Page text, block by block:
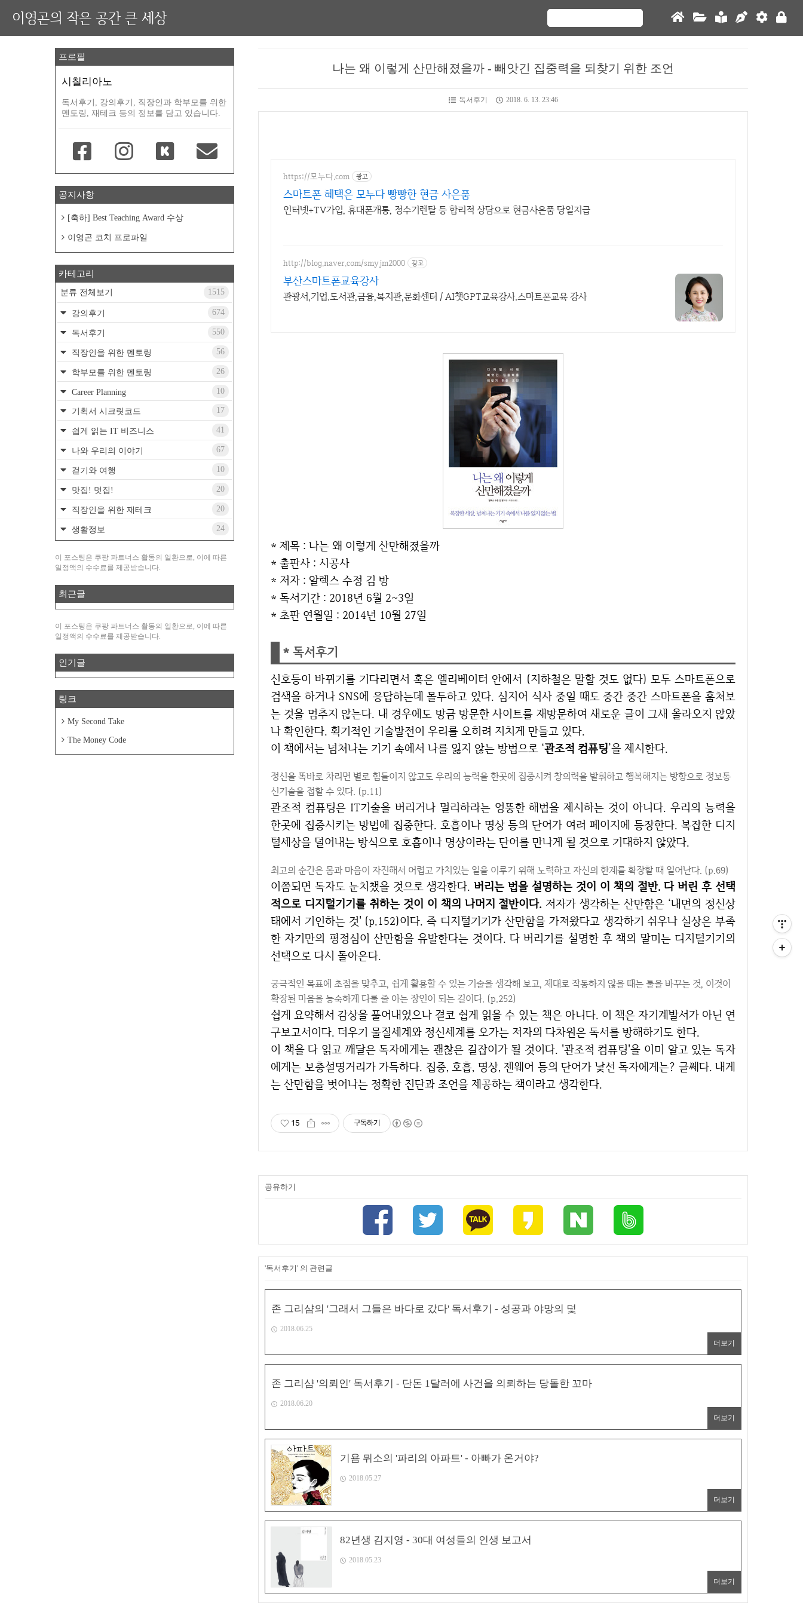
이영곤의 작은 공간 큰 세상
나는 왜 이렇게 산만해졌을까 - 빼앗긴 집중력을 되찾기 위한 조언
독서후기 2018. 6. 13. 23:46
https://모누다.com 광고
스마트폰 혜택은 모누다 빵빵한 현금 사은품
인터넷+TV가입, 휴대폰개통, 정수기렌탈 등 합리적 상담으로 현금사은품 당일지급
http://blog.naver.com/smyjm2000 광고
부산스마트폰교육강사
관광서,기업.도서관,금융,복지관,문화센터 / AI챗GPT교육강사.스마트폰교육 강사
* 제목 : 나는 왜 이렇게 산만해졌을까
* 출판사 : 시공사
* 저자 : 알렉스 수정 김 방
* 독서기간 : 2018년 6월 2~3일
* 초판 연월일 : 2014년 10월 27일
* 독서후기
신호등이 바뀌기를 기다리면서 혹은 엘리베이터 안에서 (지하철은 말할 것도 없다) 모두 스마트폰으로
검색을 하거나 SNS에 응답하는데 몰두하고 있다. 심지어 식사 중일 때도 중간 중간 스마트폰을 훔쳐보
는 것을 멈추지 않는다. 내 경우에도 방금 방문한 사이트를 재방문하여 새로운 글이 그새 올라오지 않았
나 확인한다. 획기적인 기술발전이 우리를 오히려 지치게 만들고 있다.
이 책에서는 넘쳐나는 기기 속에서 나를 잃지 않는 방법으로 ‘관조적 컴퓨팅’을 제시한다.
정신을 똑바로 차리면 별로 힘들이지 않고도 우리의 능력을 한곳에 집중시켜 창의력을 발휘하고 행복해지는 방향으로 정보통
신기술을 접할 수 있다. (p.11)
관조적 컴퓨팅은 IT기술을 버리거나 멀리하라는 엉뚱한 해법을 제시하는 것이 아니다. 우리의 능력을
한곳에 집중시키는 방법에 집중한다. 호흡이나 명상 등의 단어가 여러 페이지에 등장한다. 복잡한 디지
털세상을 덜어내는 방식으로 호흡이나 명상이라는 단어를 만나게 될 것으로 기대하지 않았다.
최고의 순간은 몸과 마음이 자진해서 어렵고 가치있는 일을 이루기 위해 노력하고 자신의 한계를 확장할 때 일어난다. (p.69)
이쯤되면 독자도 눈치챘을 것으로 생각한다.버리는 법을 설명하는 것이 이 책의 절반. 다 버린 후 선택
적으로 디지털기기를 취하는 것이 이 책의 나머지 절반이다. 저자가 생각하는 산만함은 ‘내면의 정신상
태에서 기인하는 것' (p.152)이다. 즉 디지털기기가 산만함을 가져왔다고 생각하기 쉬우나 실상은 부족
한 자기만의 평정심이 산만함을 유발한다는 것이다. 다 버리기를 설명한 후 책의 말미는 디지털기기의
선택으로 다시 돌아온다.
궁극적인 목표에 초점을 맞추고, 쉽게 활용할 수 있는 기술을 생각해 보고, 제대로 작동하지 않을 때는 툴을 바꾸는 것, 이것이
확장된 마음을 능숙하게 다룰 줄 아는 장인이 되는 길이다. (p.252)
쉽게 요약해서 감상을 풀어내었으나 결코 쉽게 읽을 수 있는 책은 아니다. 이 책은 자기계발서가 아닌 연
구보고서이다. 더우기 물질세계와 정신세계를 오가는 저자의 다차원은 독서를 방해하기도 한다.
이 책을 다 읽고 깨달은 독자에게는 괜찮은 길잡이가 될 것이다. '관조적 컴퓨팅'을 이미 알고 있는 독자
에게는 보충설명거리가 가득하다. 집중, 호흡, 명상, 젠웨어 등의 단어가 낯선 독자에게는? 글쎄다. 내게
는 산만함을 벗어나는 정확한 진단과 조언을 제공하는 책이라고 생각한다.
15 구독하기
공유하기
'독서후기' 의 관련글
존 그리샴의 '그래서 그들은 바다로 갔다' 독서후기 - 성공과 야망의 덫
2018.06.25
더보기
존 그리샴 '의뢰인' 독서후기 - 단돈 1달러에 사건을 의뢰하는 당돌한 꼬마
2018.06.20
더보기
기욤 뮈소의 '파리의 아파트' - 아빠가 온거야?
2018.05.27
더보기
82년생 김지영 - 30대 여성들의 인생 보고서
2018.05.23
더보기
프로필
시칠리아노
독서후기, 강의후기, 직장인과 학부모를 위한
멘토링, 재테크 등의 정보를 담고 있습니다.
공지사항
[축하] Best Teaching Award 수상
이영곤 코치 프로파일
카테고리
분류 전체보기 1515
강의후기 674
독서후기 550
직장인을 위한 멘토링 56
학부모를 위한 멘토링 26
Career Planning 10
기획서 시크릿코드 17
쉽게 읽는 IT 비즈니스 41
나와 우리의 이야기 67
걷기와 여행 10
맛집! 멋집! 20
직장인을 위한 재테크 20
생활정보 24
이 포스팅은 쿠팡 파트너스 활동의 일환으로, 이에 따른
일정액의 수수료를 제공받습니다.
최근글
이 포스팅은 쿠팡 파트너스 활동의 일환으로, 이에 따른
일정액의 수수료를 제공받습니다.
인기글
링크
My Second Take
The Money Code